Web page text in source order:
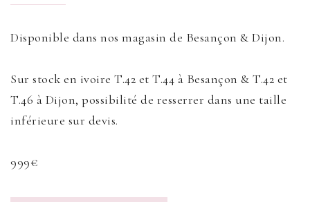
Disponible dans nos magasin de Besançon & Dijon.
Sur stock en ivoire T.42 et T.44 à Besançon & T.42 et
T.46 à Dijon, possibilité de resserrer dans une taille
inférieure sur devis.
999€